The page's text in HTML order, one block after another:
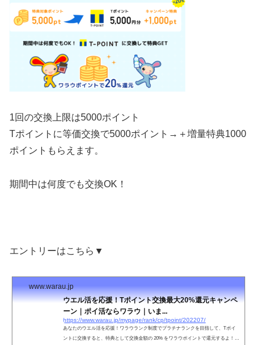
1回の交換上限は5000ポイント
Tポイントに等価交換で5000ポイント→＋増量特典1000
ポイントもらえます。
期間中は何度でも交換OK！
エントリーはこちら▼
www.warau.jp
ウエル活を応援！Tポイント交換最大20%還元キャンペ
ーン｜ポイ活ならワラウ｜いま...
https://www.warau.jp/mypage/rank/cp/tpoint/202207/
あなたのウエル活を応援！ワラウランク制度でプラチナランクを目指して、Tポイ
ントに交換すると、特典として交換金額の 20% をワラウポイントで還元するよ！ま